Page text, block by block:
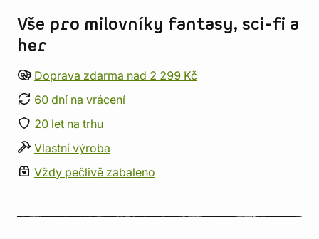
Vše pro milovníky fantasy, sci-fi a
her
Doprava zdarma nad 2 299 Kč
60 dní na vrácení
20 let na trhu
Vlastní výroba
Vždy pečlivě zabaleno